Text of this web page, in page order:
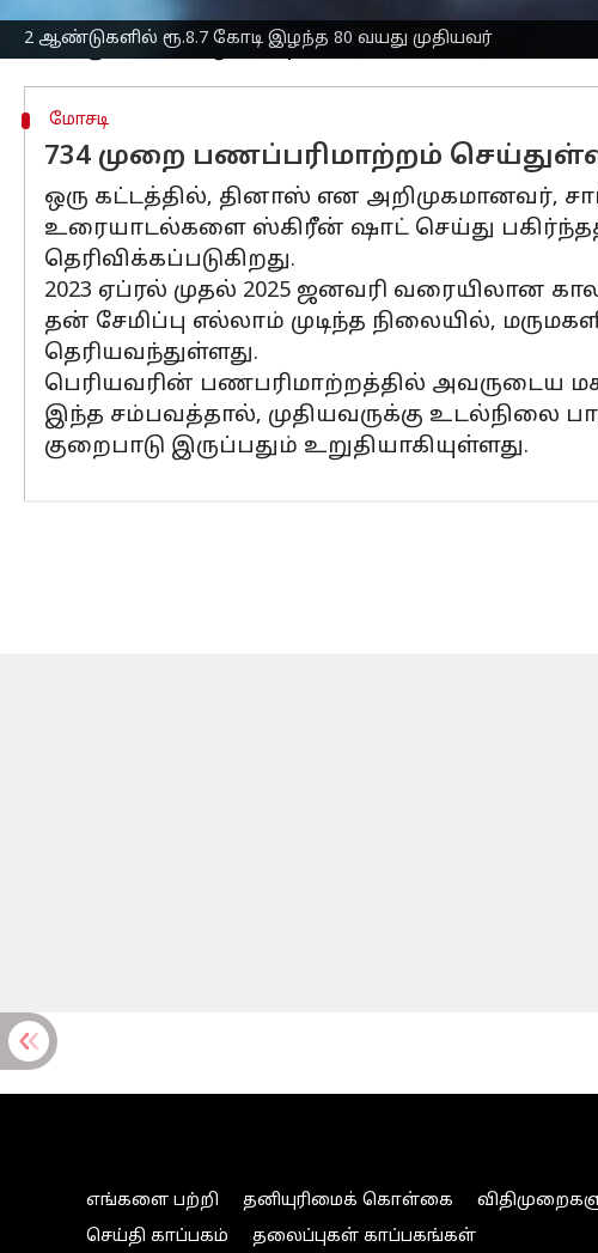
2 ஆண்டுகளில் ரூ.8.7 கோடி இழந்த 80 வயது முதியவர்
இதற்குப் பின் 'கவிதா', 'தினாஸ்',
மோசடி
734 முறை பணப்பரிமாற்றம்
ஒரு கட்டத்தில், தினாஸ் என அறிமுகமானவர்,
உரையாடல்களை ஸ்கிரீன் ஷாட் செய்து
தெரிவிக்கப்படுகிறது.
2023 ஏப்ரல் முதல் 2025 ஜனவரி வரையிலான
தன் சேமிப்பு எல்லாம் முடிந்த நிலையில்,
தெரியவந்துள்ளது.
பெரியவரின் பணபரிமாற்றத்தில் அவருடைய
இந்த சம்பவத்தால், முதியவருக்கு உடல்நிலை
குறைபாடு இருப்பதும் உறுதியாகியுள்ளது.
எங்களை பற்றி தனியுரிமைக் கொள்கை
செய்தி காப்பகம்
தலைப்புகள் காப்பகங்கள்